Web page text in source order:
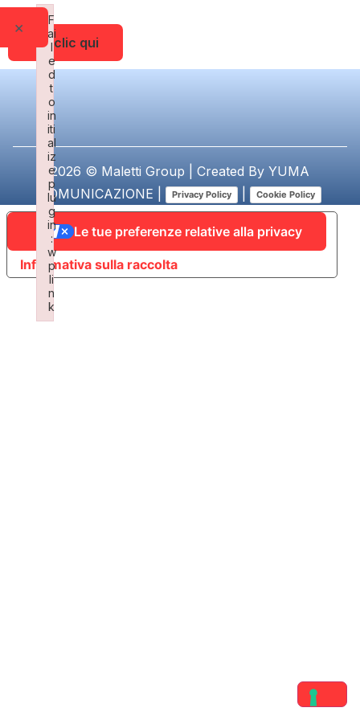
Fai clic qui
2026 © Maletti Group | Created By YUMA
COMUNICAZIONE
Privacy Policy Cookie Policy
Informativa sulla raccolta
Le tue preferenze relative alla privacy
F
ai
l
e
d
t
o
in
iti
al
iz
e
p
lu
g
in
:
w
p
li
n
k
×
Failed to initialize plugin: wplink